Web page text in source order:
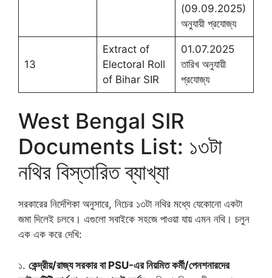
(09.09.2025)
অনুযায়ী প্রযোজ্য
13
Extract of
Electoral Roll
of Bihar SIR
01.07.2025
তারিখ অনুযায়ী
প্রযোজ্য
West Bengal SIR
Documents List: ১৩টা
নথির বিস্তারিত ব্যাখ্যা
সরকারের নির্দেশিকা অনুসারে, নিচের ১৩টা নথির মধ্যে যেকোনো একটা
জমা দিলেই চলবে। এগুলো সবাইকে সহজে পাওয়া যায় এমন নথি। চলুন
এক এক করে দেখি:
১. কেন্দ্রীয়/রাজ্য সরকার বা PSU-এর নিয়মিত কর্মী/পেনশনারদের